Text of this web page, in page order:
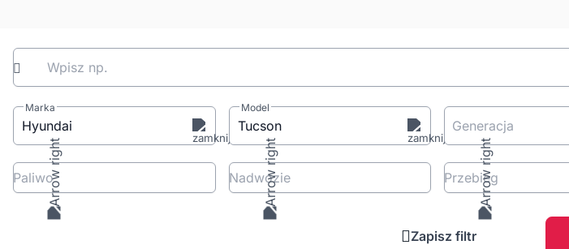
Wpisz np.
Marka
Hyundai
Model
Tucson Generacja
Paliwo Nadwozie Przebieg
Zapisz filtr